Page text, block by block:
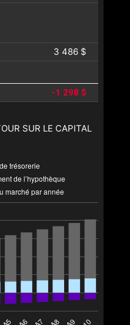
3 486 $
-1 298 $
SUR LE CAPITAL